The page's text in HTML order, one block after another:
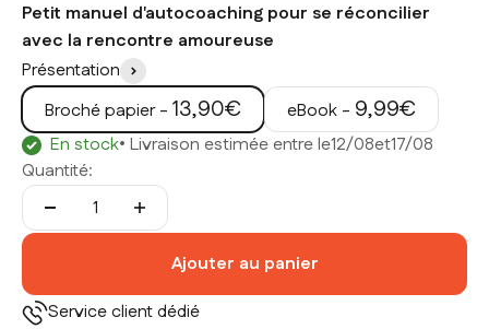
Petit manuel d'autocoaching pour se réconcilier
avec la rencontre amoureuse
Présentation
Broché papier - Prix de vente
13,90€ eBook - Prix de vente
9,99€
En stock• Livraison estimée entre le12/08et17/08
Quantité:
Ajouter au panier
Service client dédié